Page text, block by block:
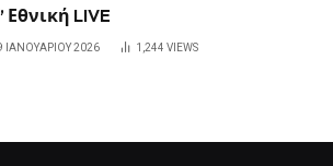
Εθνική LIVE
ΙΑΝΟΥΑΡΊΟΥ 2026 1,244 VIEWS